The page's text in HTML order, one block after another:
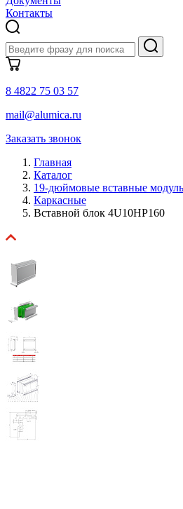
Контакты
8 4822 75 03 57
mail@alumica.ru
Заказать звонок
Главная
Каталог
19-дюймовые вставные
Каркасные
Вставной блок 4U10HP160